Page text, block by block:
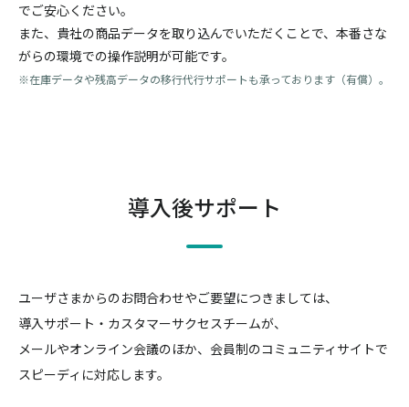
でご安心ください。
また、貴社の商品データを取り込んでいただくことで、本番さな
がらの環境での操作説明が可能です。
※在庫データや残高データの移行代行サポートも承っております（有償）。
導入後サポート
ユーザさまからのお問合わせやご要望につきましては、
導入サポート・カスタマーサクセスチームが、
メールやオンライン会議のほか、会員制のコミュニティサイトで
スピーディに対応します。